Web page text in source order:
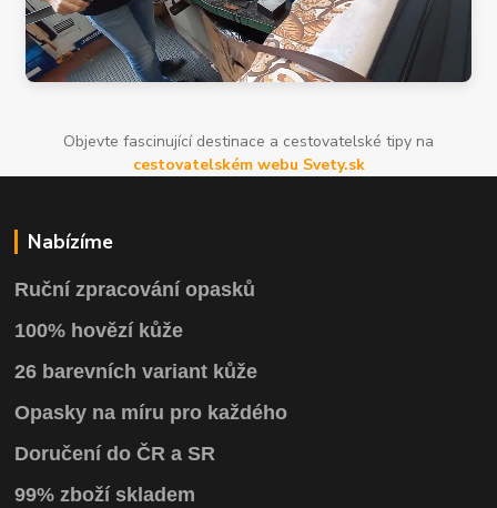
Objevte fascinující destinace a cestovatelské tipy na
cestovatelském webu Svety.sk
Nabízíme
Ruční zpracování opasků
100% hovězí kůže
26 barevních variant kůže
Opasky na míru pro každého
Doručení do ČR a SR
99% zboží skladem